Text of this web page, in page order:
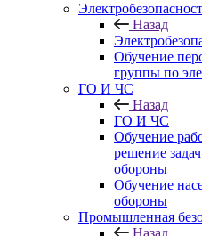
Назад
Обучение
группы по
ГО И ЧС
Назад
ГО И ЧС
Обучение
решение
обороны
Обучение
обороны
Промышленная
Назад